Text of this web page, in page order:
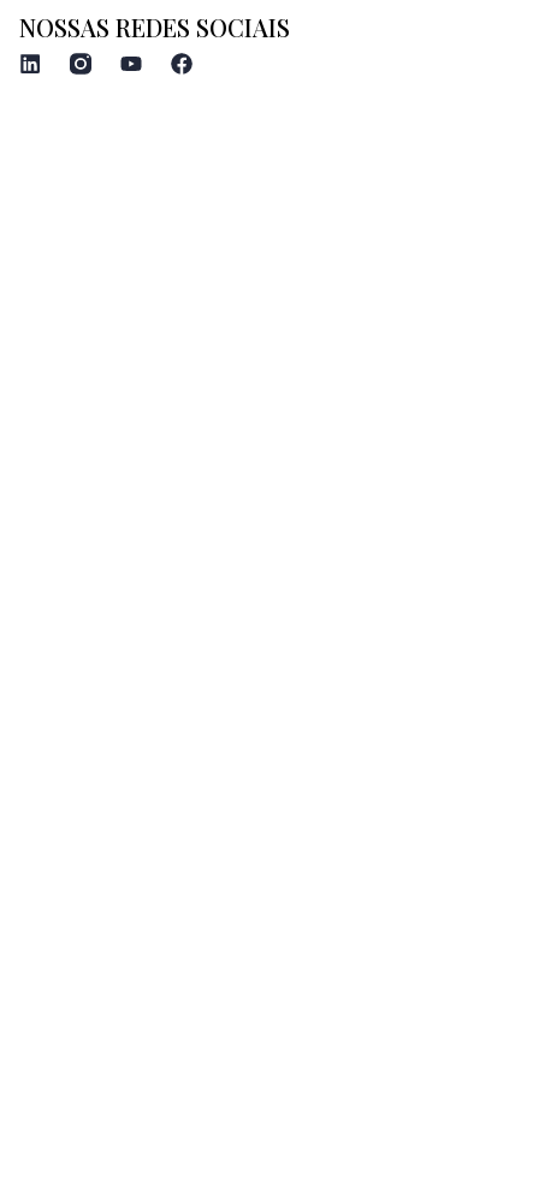
NOSSAS REDES SOCIAIS